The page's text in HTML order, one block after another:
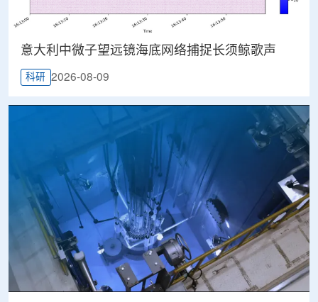
意大利中微子望远镜海底网络捕捉长须鲸歌声
科研 2026-08-09